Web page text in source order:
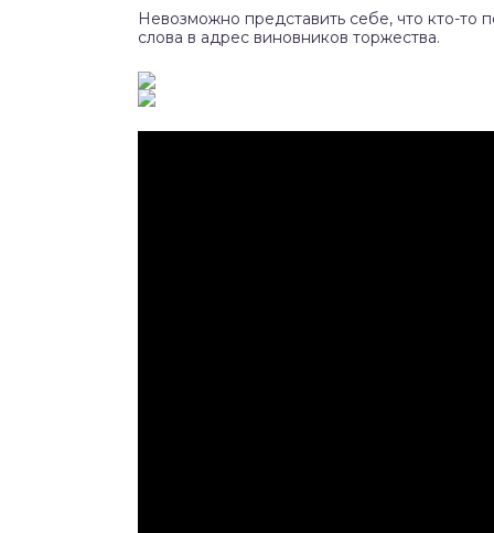
Невозможно представить себе, что кто-то
слова в адрес виновников торжества.